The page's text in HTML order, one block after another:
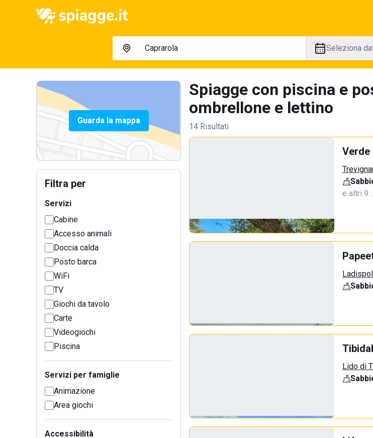
Seleziona
Guarda la mappa
Filtra per
Servizi
Cabine
Accesso animali
Doccia calda
Posto barca
WiFi
TV
Giochi da tavolo
Carte
Videogiochi
Piscina
Servizi per famiglie
Animazione
Area giochi
Accessibilità
Spiagge con piscina e
ombrellone e lettino
14 Risultati
Verde
e altri 9…
Lido di